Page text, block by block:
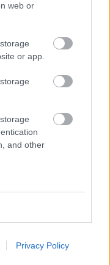
web or
or app.
and other
Privacy Policy
FORINTOS
MIKÖZBEN
NÉZ AZ ORSZÁG